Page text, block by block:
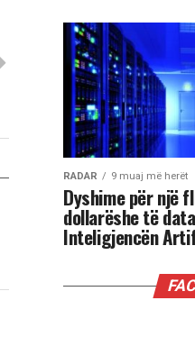
RADAR 9 muaj më herët
Dyshime për një
dollarëshe të
Inteligjencën